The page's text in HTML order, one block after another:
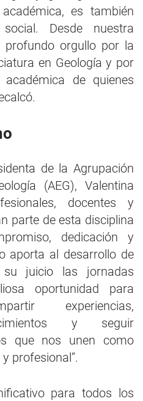
es también
Desde nuestra
profundo orgullo por la
en Geología y por
de quienes
de la Agrupación
(AEG), Valentina
docentes y
parte de esta disciplina
dedicación y
aporta al desarrollo de
su juicio las jornadas
oportunidad para
experiencias,
y seguir
que nos unen como
profesional”.
para todos los